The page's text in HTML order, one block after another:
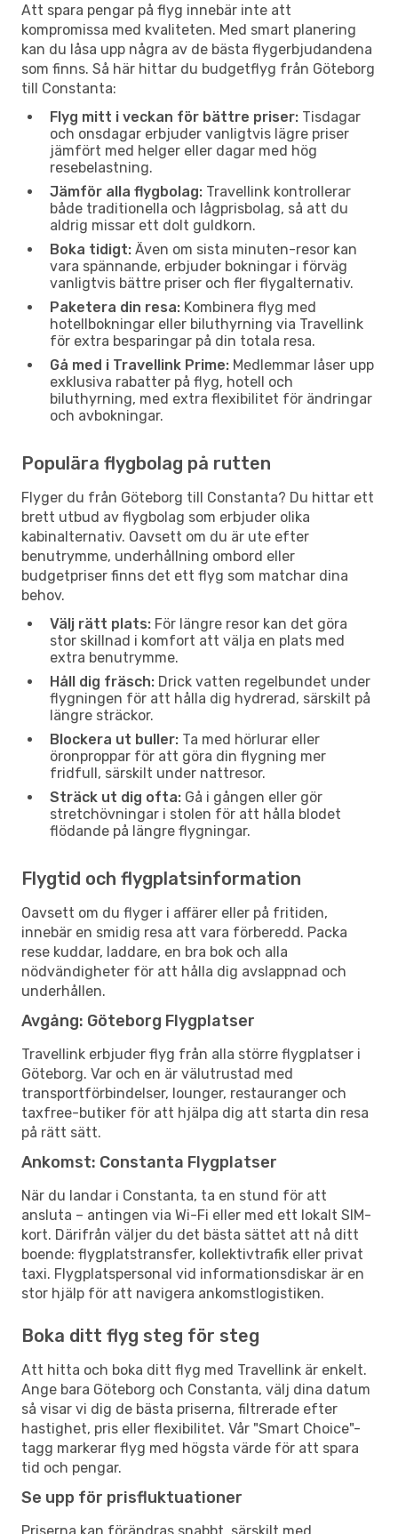
Att spara pengar på flyg innebär inte att
kompromissa med kvaliteten. Med smart planering
kan du låsa upp några av de bästa flygerbjudandena
som finns. Så här hittar du budgetflyg från Göteborg
till Constanta:
Flyg mitt i veckan för bättre priser: Tisdagar
och onsdagar erbjuder vanligtvis lägre priser
jämfört med helger eller dagar med hög
resebelastning.
Jämför alla flygbolag: Travellink kontrollerar
både traditionella och lågprisbolag, så att du
aldrig missar ett dolt guldkorn.
Boka tidigt: Även om sista minuten-resor kan
vara spännande, erbjuder bokningar i förväg
vanligtvis bättre priser och fler flygalternativ.
Paketera din resa: Kombinera flyg med
hotellbokningar eller biluthyrning via Travellink
för extra besparingar på din totala resa.
Gå med i Travellink Prime: Medlemmar låser upp
exklusiva rabatter på flyg, hotell och
biluthyrning, med extra flexibilitet för ändringar
och avbokningar.
Populära flygbolag på rutten
Flyger du från Göteborg till Constanta? Du hittar ett
brett utbud av flygbolag som erbjuder olika
kabinalternativ. Oavsett om du är ute efter
benutrymme, underhållning ombord eller
budgetpriser finns det ett flyg som matchar dina
behov.
Välj rätt plats: För längre resor kan det göra
stor skillnad i komfort att välja en plats med
extra benutrymme.
Håll dig fräsch: Drick vatten regelbundet under
flygningen för att hålla dig hydrerad, särskilt på
längre sträckor.
Blockera ut buller: Ta med hörlurar eller
öronproppar för att göra din flygning mer
fridfull, särskilt under nattresor.
Sträck ut dig ofta: Gå i gången eller gör
stretchövningar i stolen för att hålla blodet
flödande på längre flygningar.
Flygtid och flygplatsinformation
Oavsett om du flyger i affärer eller på fritiden,
innebär en smidig resa att vara förberedd. Packa
rese kuddar, laddare, en bra bok och alla
nödvändigheter för att hålla dig avslappnad och
underhållen.
Avgång: Göteborg Flygplatser
Travellink erbjuder flyg från alla större flygplatser i
Göteborg. Var och en är välutrustad med
transportförbindelser, lounger, restauranger och
taxfree-butiker för att hjälpa dig att starta din resa
på rätt sätt.
Ankomst: Constanta Flygplatser
När du landar i Constanta, ta en stund för att
ansluta – antingen via Wi-Fi eller med ett lokalt SIM-
kort. Därifrån väljer du det bästa sättet att nå ditt
boende: flygplatstransfer, kollektivtrafik eller privat
taxi. Flygplatspersonal vid informationsdiskar är en
stor hjälp för att navigera ankomstlogistiken.
Boka ditt flyg steg för steg
Att hitta och boka ditt flyg med Travellink är enkelt.
Ange bara Göteborg och Constanta, välj dina datum
så visar vi dig de bästa priserna, filtrerade efter
hastighet, pris eller flexibilitet. Vår "Smart Choice"-
tagg markerar flyg med högsta värde för att spara
tid och pengar.
Se upp för prisfluktuationer